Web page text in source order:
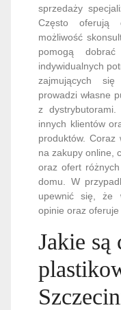
sprzedaży
Często oferują
możliwość
pomogą
indywidualnych
zajmujących
prowadzi własne
z
innych klientów
produktów. Coraz
na zakupy online,
oraz ofert
domu. W
upewnić się, że
opinie oraz
Jakie są